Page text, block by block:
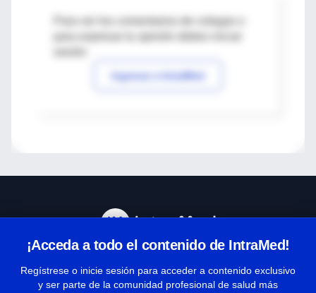
Para ver los comentarios de colegas o
Ingresar a IntraMed
¡Acceda a todo el contenido de IntraMed!
Regístrese o inicie sesión para acceder a contenido exclusivo
y ser parte de la comunidad profesional de salud más